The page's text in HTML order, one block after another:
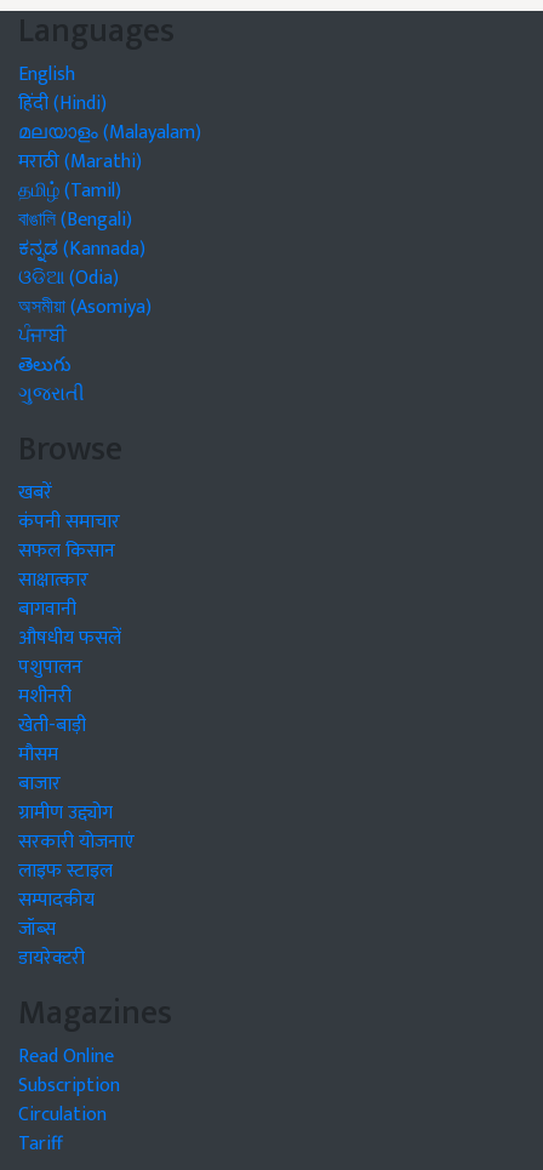
Languages
English
हिंदी (Hindi)
മലയാളം (Malayalam)
मराठी (Marathi)
தமிழ் (Tamil)
বাঙালি (Bengali)
ಕನ್ನಡ (Kannada)
ଓଡିଆ (Odia)
অসমীয়া (Asomiya)
ਪੰਜਾਬੀ
తెలుగు
ગુજરાતી
Browse
खबरें
कंपनी समाचार
सफल किसान
साक्षात्कार
बागवानी
औषधीय फसलें
पशुपालन
मशीनरी
खेती-बाड़ी
मौसम
बाजार
ग्रामीण उद्द्योग
सरकारी योजनाएं
लाइफ स्टाइल
सम्पादकीय
जॉब्स
डायरेक्टरी
Magazines
Read Online
Subscription
Circulation
Tariff